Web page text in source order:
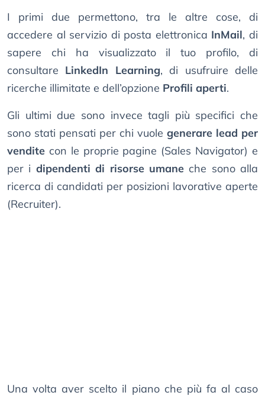
I primi due permettono, tra le altre cose, di
accedere al servizio di posta elettronica InMail, di
sapere chi ha visualizzato il tuo profilo, di
consultare LinkedIn Learning, di usufruire delle
ricerche illimitate e dell’opzione Profili aperti.
Gli ultimi due sono invece tagli più specifici che
sono stati pensati per chi vuole generare lead per
vendite con le proprie pagine (Sales Navigator) e
per i dipendenti di risorse umaneche sono alla
ricerca di candidati per posizioni lavorative aperte
(Recruiter).
Una volta aver scelto il piano che più fa al caso